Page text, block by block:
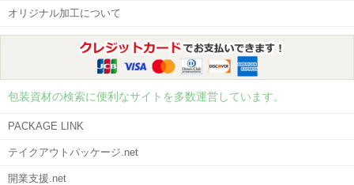
オリジナル加工について
包装資材の検索に便利なサイトを多数運営しています。
PACKAGE LINK
テイクアウトパッケージ.net
開業支援.net